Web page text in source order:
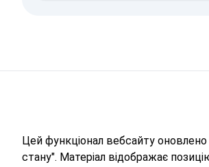
Цей функціонал вебсайту
стану". Матеріал відображає